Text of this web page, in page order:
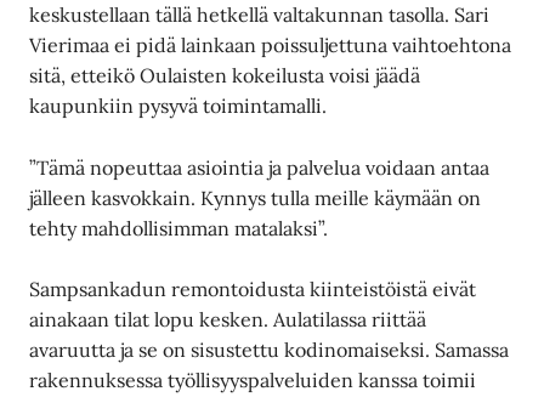
keskustellaan tällä hetkellä valtakunnan tasolla. Sari
Vierimaa ei pidä lainkaan poissuljettuna vaihtoehtona
sitä, etteikö Oulaisten kokeilusta voisi jäädä
kaupunkiin pysyvä toimintamalli.
”Tämä nopeuttaa asiointia ja palvelua voidaan antaa
jälleen kasvokkain. Kynnys tulla meille käymään on
tehty mahdollisimman matalaksi”.
Sampsankadun remontoidusta kiinteistöistä eivät
ainakaan tilat lopu kesken. Aulatilassa riittää
avaruutta ja se on sisustettu kodinomaiseksi. Samassa
rakennuksessa työllisyyspalveluiden kanssa toimii